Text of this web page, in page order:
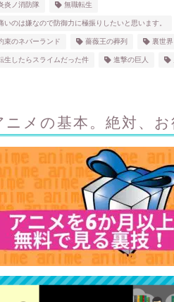
炎ノ消防隊 無職転生
いのは嫌なので防御力に極振りしたいと思います。
束のネバーランド 薔薇王の葬列 裏世
生したらスライムだった件 進撃の巨人
ニメの基本。絶対、お